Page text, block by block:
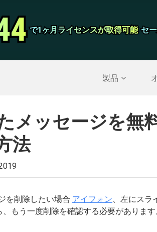
で1ヶ月ライセンスが取得可能
で1ヶ月ライセンスが取得可能 セ
セ
製品
削除されたデータを復元する>>
メッセージを無
法
を削除したい場合 アイフォン、左にスラ
もう一度削除を確認する必要があります